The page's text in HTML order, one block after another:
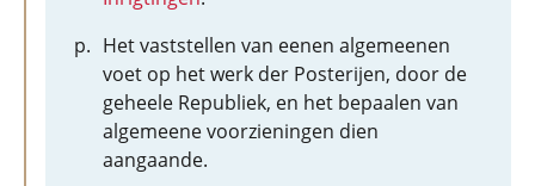
Het vaststellen van eenen algemeenen
voet op het werk der Posterijen, door de
geheele Republiek, en het bepaalen van
algemeene voorzieningen dien
aangaande.